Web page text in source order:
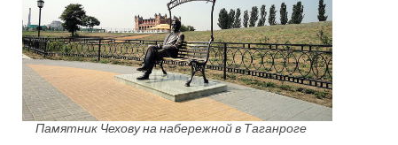
Памятник Чехову на набережной в Таганроге